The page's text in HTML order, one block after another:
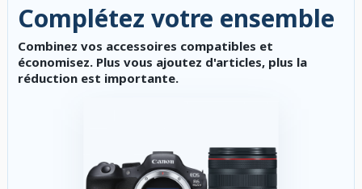
Complétez votre ensemble
Combinez vos accessoires compatibles et
économisez. Plus vous ajoutez d'articles, plus la
réduction est importante.